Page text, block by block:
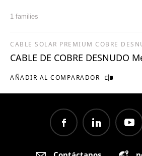
1 families
AÑADIR AL COMPARADOR
CABLE SOLAR PREMIUM COBRE
CABLE DE COBRE DESNUDO